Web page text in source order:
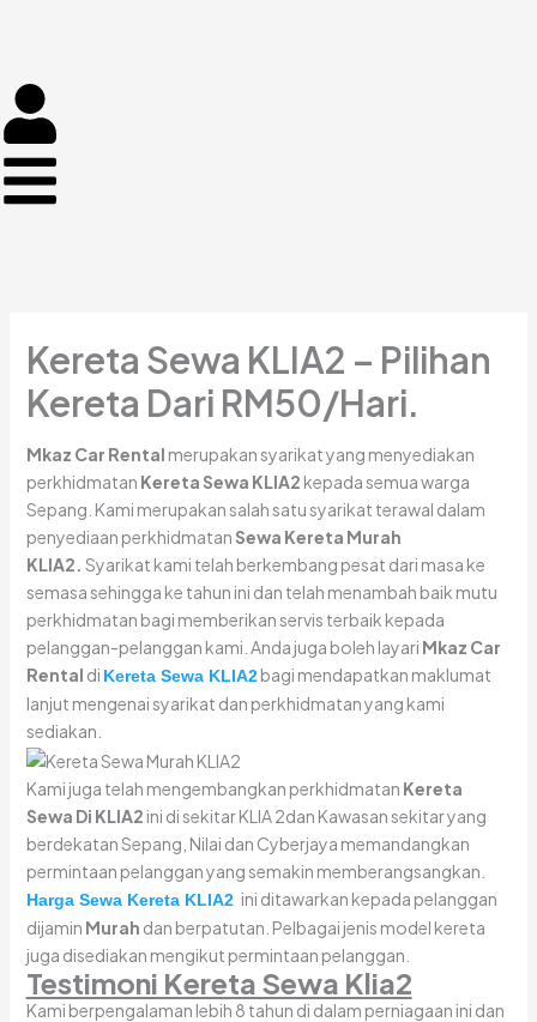
Kereta Sewa KLIA2 – Pilihan
Kereta Dari RM50/Hari.
Mkaz Car Rental merupakan syarikat yang menyediakan
perkhidmatan Kereta Sewa KLIA2 kepada semua warga
Sepang. Kami merupakan salah satu syarikat terawal dalam
penyediaan perkhidmatanSewa Kereta Murah
KLIA2. Syarikat kami telah berkembang pesat dari masa ke
semasa sehingga ke tahun ini dan telah menambah baik mutu
perkhidmatan bagi memberikan servis terbaik kepada
pelanggan-pelanggan kami. Anda juga boleh layari Mkaz Car
Rental di Kereta Sewa KLIA2bagi mendapatkan maklumat
lanjut mengenai syarikat dan perkhidmatan yang kami
sediakan.
Kami juga telah mengembangkan perkhidmatan Kereta
Sewa Di KLIA2 ini di sekitar KLIA 2dan Kawasan sekitar yang
berdekatan Sepang, Nilai dan Cyberjaya memandangkan
permintaan pelanggan yang semakin memberangsangkan.
Harga Sewa Kereta KLIA2 ini ditawarkan kepada pelanggan
dijamin Murah dan berpatutan. Pelbagai jenis model kereta
juga disediakan mengikut permintaan pelanggan.
Testimoni Kereta Sewa Klia2
Kami berpengalaman lebih 8 tahun di dalam perniagaan ini dan